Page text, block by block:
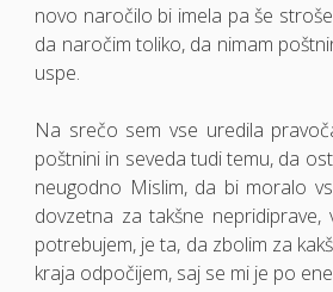
novo naročilo bi imela pa še
da naročim toliko, da nimam
uspe.
Na srečo sem vse uredila
poštnini in seveda tudi temu, da
neugodno Mislim, da bi moralo
dovzetna za takšne
potrebujem, je ta, da zbolim za
kraja odpočijem, saj se mi je po